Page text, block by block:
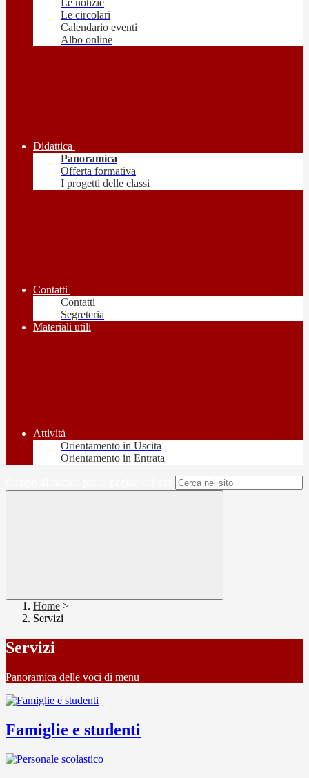
Le notizie
Le circolari
Calendario eventi
Albo online
Didattica
Panoramica
Offerta formativa
I progetti delle classi
Contatti
Contatti
Segreteria
Materiali utili
Attività
Orientamento in Uscita
Orientamento in Entrata
Home >
Servizi
Servizi
Panoramica delle voci di menu
Famiglie e studenti